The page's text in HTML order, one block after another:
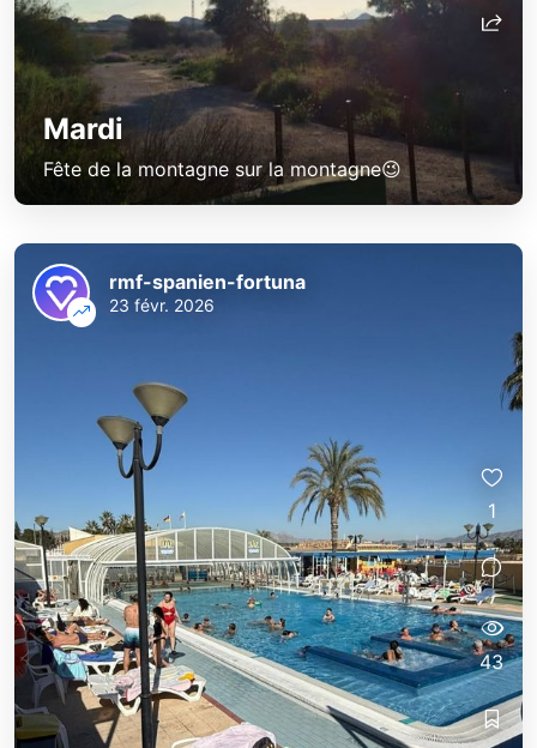
Mardi
Fête de la montagne sur la montagne😉
rmf-spanien-fortuna
23 févr. 2026
1
43